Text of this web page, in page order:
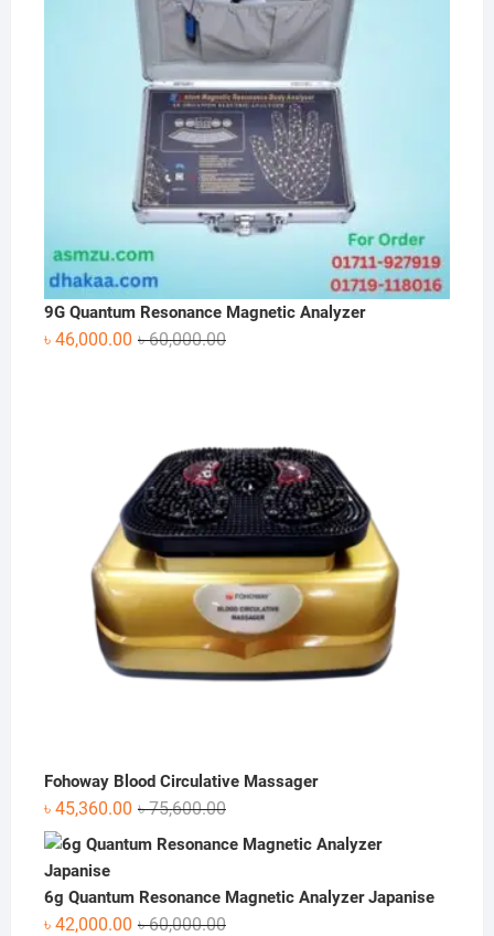
9G Quantum Resonance Magnetic Analyzer
৳60,000.00Original
৳ 46,000.00
Current
Fohoway Blood Circulative Massager
৳75,600.00Original
price
৳ 75,600.00.
৳ 45,360.00
Current
price
৳ 45,360.00.
6g Quantum Resonance Magnetic Analyzer Japanise
৳60,000.00Original
৳ 42,000.00
Current